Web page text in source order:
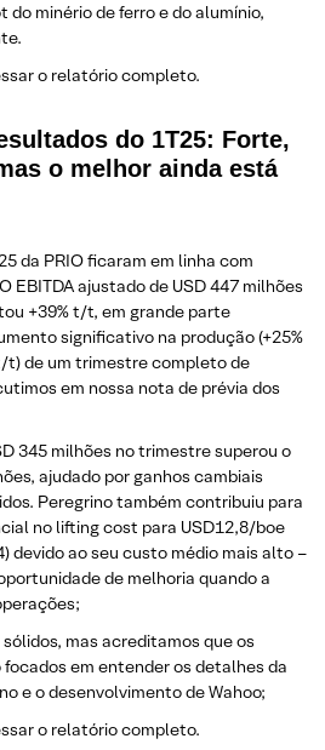
do minério de ferro e do alumínio,
o relatório completo.
do 1T25: Forte,
o melhor ainda está
da PRIO ficaram em linha com
EBITDA ajustado de USD 447 milhões
+39% t/t, em grande parte
significativo na produção (+25%
t) de um trimestre completo de
em nossa nota de prévia dos
345 milhões no trimestre superou o
ajudado por ganhos cambiais
Peregrino também contribuiu para
no lifting cost para USD12,8/boe
devido ao seu custo médio mais alto –
de melhoria quando a
mas acreditamos que os
em entender os detalhes da
e o desenvolvimento de Wahoo;
o relatório completo.